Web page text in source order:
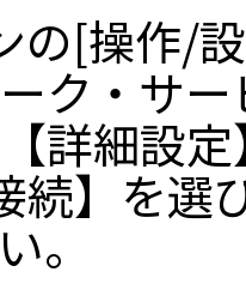
の[操作/
ク・サ
詳細設定
続】を
。